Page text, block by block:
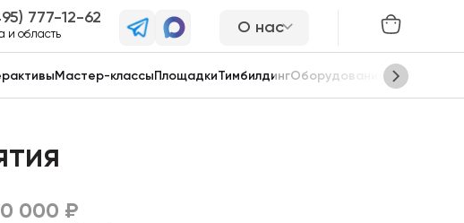
777-12-62
и область О нас
Мастер-классы ПлощадкиТимбилдингОборудование Сцены
000 ₽